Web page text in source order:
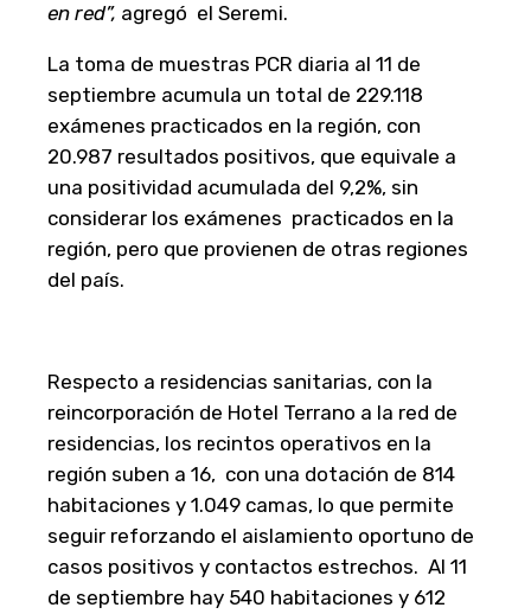
en red”, agregó el Seremi.
La toma de muestras PCR diaria al 11 de
septiembre acumula un total de 229.118
exámenes practicados en la región, con
20.987 resultados positivos, que equivale a
una positividad acumulada del 9,2%, sin
considerar los exámenes practicados en la
región, pero que provienen de otras regiones
del país.
Respecto a residencias sanitarias, con la
reincorporación de Hotel Terrano a la red de
residencias, los recintos operativos en la
región suben a 16, con una dotación de 814
habitaciones y 1.049 camas, lo que permite
seguir reforzando el aislamiento oportuno de
casos positivos y contactos estrechos. Al 11
de septiembre hay 540 habitaciones y 612